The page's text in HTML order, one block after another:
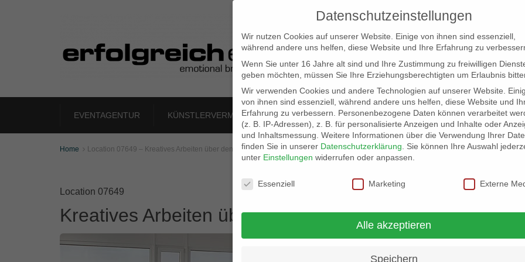
EVENTAGENTUR KÜNSTLERVERMITTLUNG LOCATION SCOUT ELB-LOCATION: PANORAMA
Home  Location 07649 – Kreatives Arbeiten über den Dächern Hamburgs
Location 07649
Kreatives Arbeiten über den Dächern Hamburgs
Datenschutzeinstellungen
Wir nutzen Cookies auf unserer Website. Einige von ihnen sind essenziell,
während andere uns helfen, diese Website und Ihre Erfahrung zu
Wenn Sie unter 16 Jahre alt sind und Ihre Zustimmung zu freiwilligen
geben möchten, müssen Sie Ihre Erziehungsberechtigten um Erlaubnis
Wir verwenden Cookies und andere Technologien auf unserer Website.
von ihnen sind essenziell, während andere uns helfen, diese Website und
Erfahrung zu verbessern.
Personenbezogene Daten können verarbeitet
(z. B. IP-Adressen), z. B. für personalisierte Anzeigen und Inhalte oder
und Inhaltsmessung. Weitere Informationen über die Verwendung Ihrer
finden Sie in unserer Datenschutzerklärung
Sie können Ihre Auswahl
unter Einstellungen widerrufen oder anpassen.
Datenschutzeinstellungen
Essenziell Marketing Externe
Alle akzeptieren
Speichern